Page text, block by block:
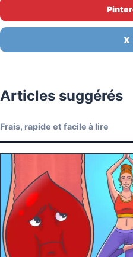
X
Articles suggérés
Frais, rapide et facile à lire